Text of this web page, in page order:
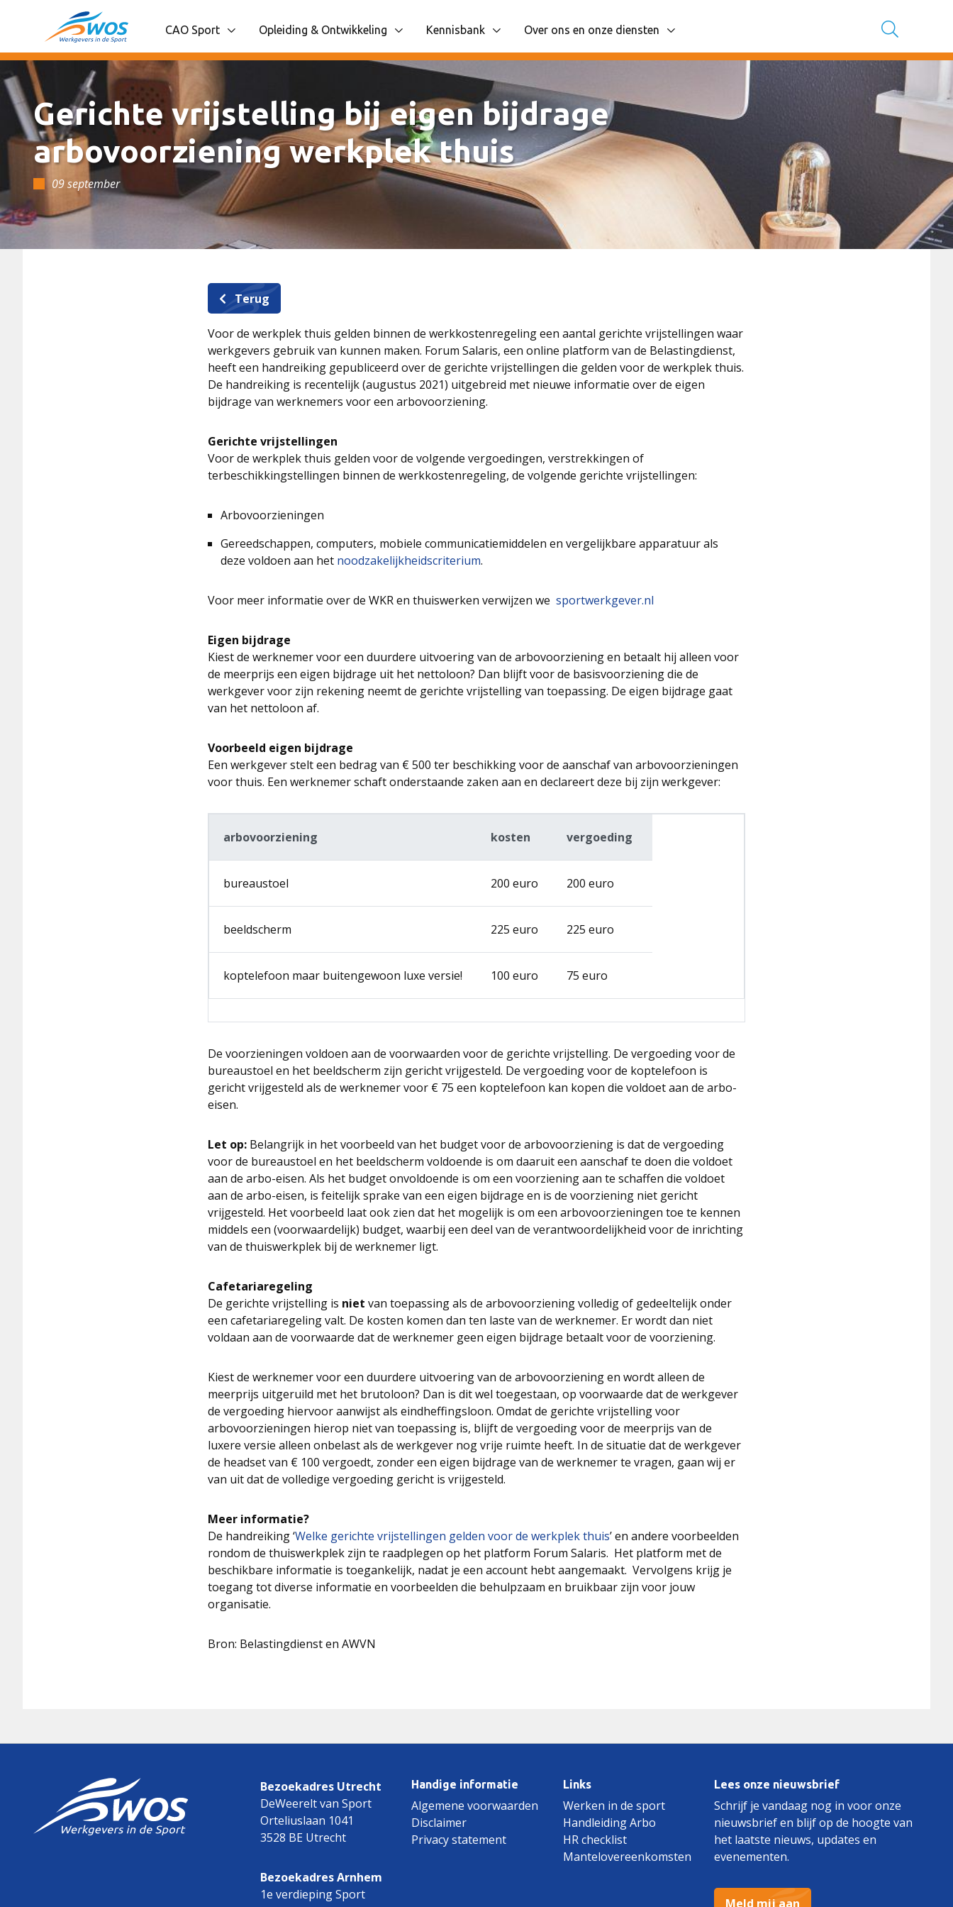
Spring naar content
CAO Sport
Toon onderliggende navigatie items
Opleiding & Ontwikkeling
Toon onderliggende navigatie items
Kennisbank
Toon onderliggende navigatie items
Over ons en onze diensten
Toon onderliggende navigatie items
Gerichte vrijstelling bij eigen bijdrage
arbovoorziening werkplek thuis
09 september
Terug
Voor de werkplek thuis gelden binnen de werkkostenregeling een aantal gerichte vrijstellingen waar
werkgevers gebruik van kunnen maken. Forum Salaris, een online platform van de Belastingdienst,
heeft een handreiking gepubliceerd over de gerichte vrijstellingen die gelden voor de werkplek thuis.
De handreiking is recentelijk (augustus 2021) uitgebreid met nieuwe informatie over de eigen
bijdrage van werknemers voor een arbovoorziening.
Gerichte vrijstellingen
Voor de werkplek thuis gelden voor de volgende vergoedingen, verstrekkingen of
terbeschikkingstellingen binnen de werkkostenregeling, de volgende gerichte vrijstellingen:
Arbovoorzieningen
Gereedschappen, computers, mobiele communicatiemiddelen en vergelijkbare apparatuur als
deze voldoen aan het noodzakelijkheidscriterium.
Voor meer informatie over de WKR en thuiswerken verwijzen wesportwerkgever.nl
Eigen bijdrage
Kiest de werknemer voor een duurdere uitvoering van de arbovoorziening en betaalt hij alleen voor
de meerprijs een eigen bijdrage uit het nettoloon? Dan blijft voor de basisvoorziening die de
werkgever voor zijn rekening neemt de gerichte vrijstelling van toepassing. De eigen bijdrage gaat
van het nettoloon af.
Voorbeeld eigen bijdrage
Een werkgever stelt een bedrag van € 500 ter beschikking voor de aanschaf van arbovoorzieningen
voor thuis. Een werknemer schaft onderstaande zaken aan en declareert deze bij zijn werkgever:
arbovoorziening kosten vergoeding
bureaustoel 200 euro 200 euro
beeldscherm 225 euro 225 euro
koptelefoon maar buitengewoon luxe versie! 100 euro 75 euro
De voorzieningen voldoen aan de voorwaarden voor de gerichte vrijstelling. De vergoeding voor de
bureaustoel en het beeldscherm zijn gericht vrijgesteld. De vergoeding voor de koptelefoon is
gericht vrijgesteld als de werknemer voor € 75 een koptelefoon kan kopen die voldoet aan de arbo-
eisen.
Let op: Belangrijk in het voorbeeld van het budget voor de arbovoorziening is dat de vergoeding
voor de bureaustoel en het beeldscherm voldoende is om daaruit een aanschaf te doen die voldoet
aan de arbo-eisen. Als het budget onvoldoende is om een voorziening aan te schaffen die voldoet
aan de arbo-eisen, is feitelijk sprake van een eigen bijdrage en is de voorziening niet gericht
vrijgesteld. Het voorbeeld laat ook zien dat het mogelijk is om een arbovoorzieningen toe te kennen
middels een (voorwaardelijk) budget, waarbij een deel van de verantwoordelijkheid voor de inrichting
van de thuiswerkplek bij de werknemer ligt.
Cafetariaregeling
De gerichte vrijstelling is niet van toepassing als de arbovoorziening volledig of gedeeltelijk onder
een cafetariaregeling valt. De kosten komen dan ten laste van de werknemer. Er wordt dan niet
voldaan aan de voorwaarde dat de werknemer geen eigen bijdrage betaalt voor de voorziening.
Kiest de werknemer voor een duurdere uitvoering van de arbovoorziening en wordt alleen de
meerprijs uitgeruild met het brutoloon? Dan is dit wel toegestaan, op voorwaarde dat de werkgever
de vergoeding hiervoor aanwijst als eindheffingsloon. Omdat de gerichte vrijstelling voor
arbovoorzieningen hierop niet van toepassing is, blijft de vergoeding voor de meerprijs van de
luxere versie alleen onbelast als de werkgever nog vrije ruimte heeft. In de situatie dat de werkgever
de headset van € 100 vergoedt, zonder een eigen bijdrage van de werknemer te vragen, gaan wij er
van uit dat de volledige vergoeding gericht is vrijgesteld.
Meer informatie?
De handreiking ‘Welke gerichte vrijstellingen gelden voor de werkplek thuis’ en andere voorbeelden
rondom de thuiswerkplek zijn te raadplegen op het platform Forum Salaris. Het platform met de
beschikbare informatie is toegankelijk, nadat je een account hebt aangemaakt. Vervolgens krijg je
toegang tot diverse informatie en voorbeelden die behulpzaam en bruikbaar zijn voor jouw
organisatie.
Bron: Belastingdienst en AWVN
Bezoekadres Utrecht
DeWeerelt van Sport
Orteliuslaan 1041
3528 BE Utrecht
Bezoekadres Arnhem
1e verdieping Sport
Handige informatie
Algemene voorwaarden
Disclaimer
Privacy statement
Links
Werken in de sport
Handleiding Arbo
HR checklist
Mantelovereenkomsten
Lees onze nieuwsbrief
Schrijf je vandaag nog in voor onze
nieuwsbrief en blijf op de hoogte van
het laatste nieuws, updates en
evenementen.
Meld mij aan